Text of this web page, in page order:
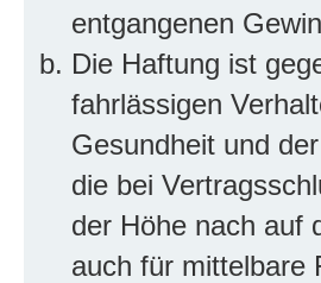
entgangenen
Die Haftung ist
fahrlässigen
Gesundheit und
die bei
der Höhe nach auf
auch für mittelbare